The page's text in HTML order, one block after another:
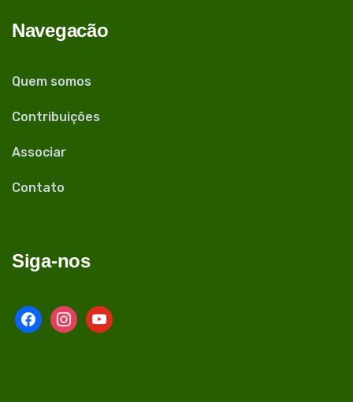
Navegacão
Quem somos
Contribuições
Associar
Contato
Siga-nos
facebookinstagram
youtube